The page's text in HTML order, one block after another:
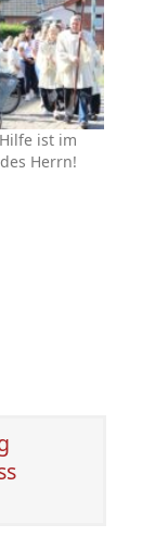
ist im
Herrn!